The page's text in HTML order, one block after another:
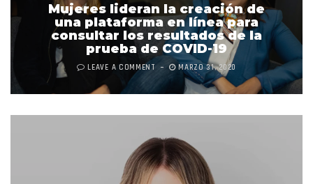
Mujeres lideran la creación de
una plataforma en línea para
consultar los resultados de la
prueba de COVID-19
LEAVE A COMMENT MARZO 31, 2020